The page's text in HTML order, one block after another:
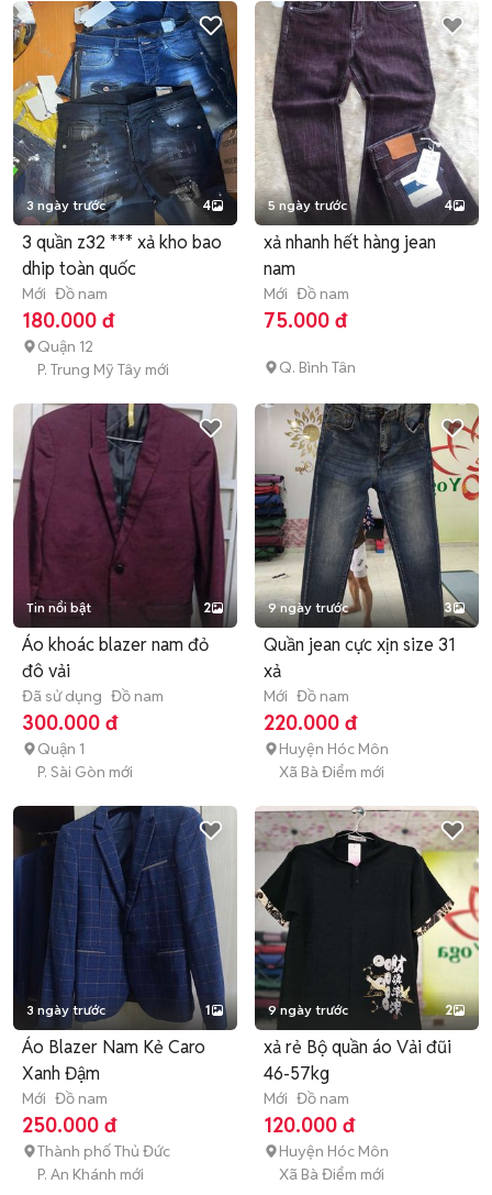
3 ngày trước 4
3 quần z32 *** xả kho bao
dhip toàn quốc
Mới Đồ nam
180.000 đ
Quận 12
P. Trung Mỹ Tây mới
5 ngày trước 4
xả nhanh hết hàng jean
nam
Mới Đồ nam
75.000 đ
Q. Bình Tân
Tin nổi bật 2
Áo khoác blazer nam đỏ
đô vải
Đã sử dụng Đồ nam
300.000 đ
Quận 1
P. Sài Gòn mới
9 ngày trước 3
Quần jean cực xịn size 31
xả
Mới Đồ nam
220.000 đ
Huyện Hóc Môn
Xã Bà Điểm mới
3 ngày trước 1
Áo Blazer Nam Kẻ Caro
Xanh Đậm
Mới Đồ nam
250.000 đ
Thành phố Thủ Đức
P. An Khánh mới
9 ngày trước 2
xả rẻ Bộ quần áo Vải đũi
46-57kg
Mới Đồ nam
120.000 đ
Huyện Hóc Môn
Xã Bà Điểm mới